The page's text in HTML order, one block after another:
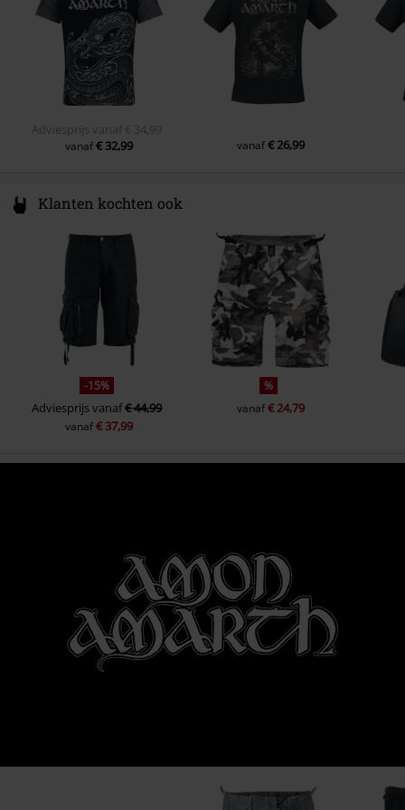
Mouwvorm
Mouwen om op te rollen
Mouwlengte
Korte Mouwen
Zonder zakken
donkergrijs
Gewicht/ Gramsgewicht - T-shirts
Premium T-shirt (ca. 160 g/m²) -
Regularweight
Adviesprijs vanaf € 34,99
vanaf€ 32,99 vanaf€ 26,99
Klanten kochten ook
-15%
Adviesprijsvanaf€ 44,99
vanaf€ 37,99
%
vanaf€ 24,79